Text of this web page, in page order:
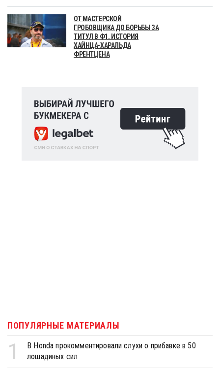
ОТ МАСТЕРСКОЙ
ГРОБОВЩИКА ДО БОРЬБЫ ЗА
ТИТУЛ В Ф1. ИСТОРИЯ
ХАЙНЦА-ХАРАЛЬДА
ФРЕНТЦЕНА
ПОПУЛЯРНЫЕ МАТЕРИАЛЫ
1
В Honda прокомментировали слухи о прибавке в 50
лошадиных сил